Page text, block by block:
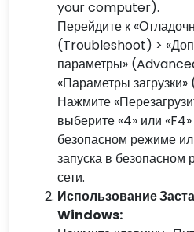
your computer).
Перейдите к
(Troubleshoot) >
параметры»
«Параметры
Нажмите
выберите «4» или
безопасном режиме
запуска в
сети.
Использование
Windows: